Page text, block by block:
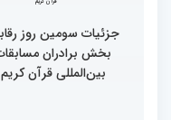
گزارش تصویری نشست